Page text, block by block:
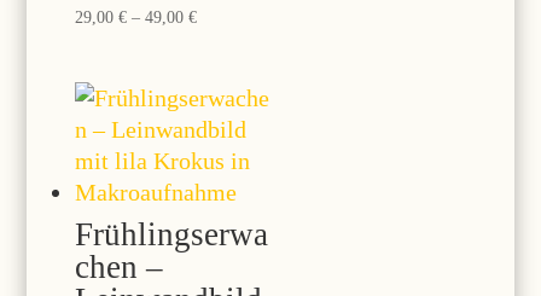
29,00€ –49,00€Preisspanne:
49,00 €
Frühlingserwa
chen –